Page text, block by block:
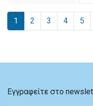
1 2 3 4 5
Εγγραφείτε στο